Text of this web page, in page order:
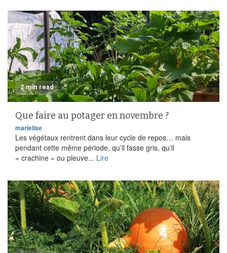
2 min read
Que faire au potager en novembre ?
marielise
Les végétaux rentrent dans leur cycle de repos… mais
pendant cette même période, qu’il fasse gris, qu’il
« crachine » ou pleuve... Lire